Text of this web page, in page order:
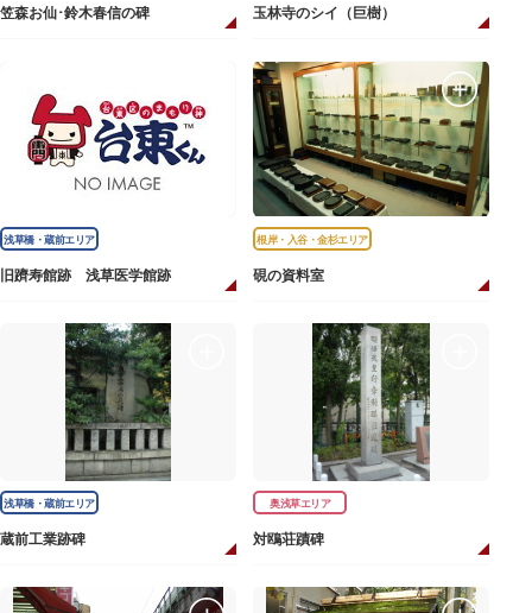
笠森お仙･鈴木春信の碑 玉林寺のシイ（巨樹）
浅草橋・蔵前エリア
旧躋寿館跡 浅草医学館跡
根岸・入谷・金杉エリア
硯の資料室
浅草橋・蔵前エリア
蔵前工業跡碑
奥浅草エリア
対鴎荘蹟碑